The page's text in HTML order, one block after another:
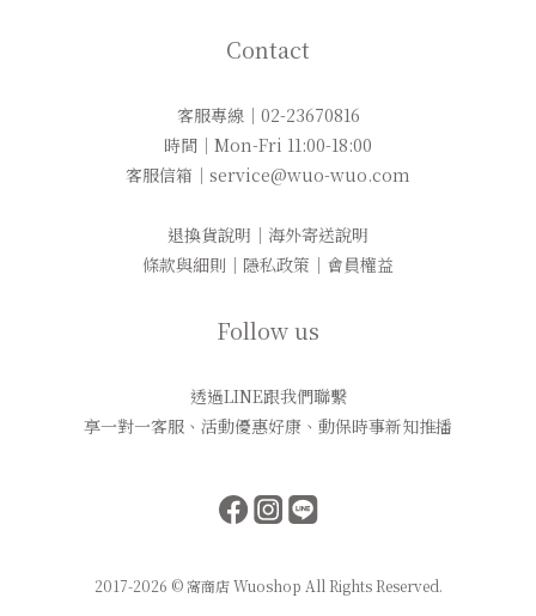
Contact
客服專線｜02-23670816
時間｜Mon-Fri 11:00-18:00
客服信箱｜service@wuo-wuo.com
退換貨說明 ｜ 海外寄送說明
條款與細則 ｜ 隱私政策 ｜ 會員權益
Follow us
透過LINE跟我們聯繫
享一對一客服、活動優惠好康、動保時事新知推播
2017-2026 © 窩商店 Wuoshop All Rights Reserved.